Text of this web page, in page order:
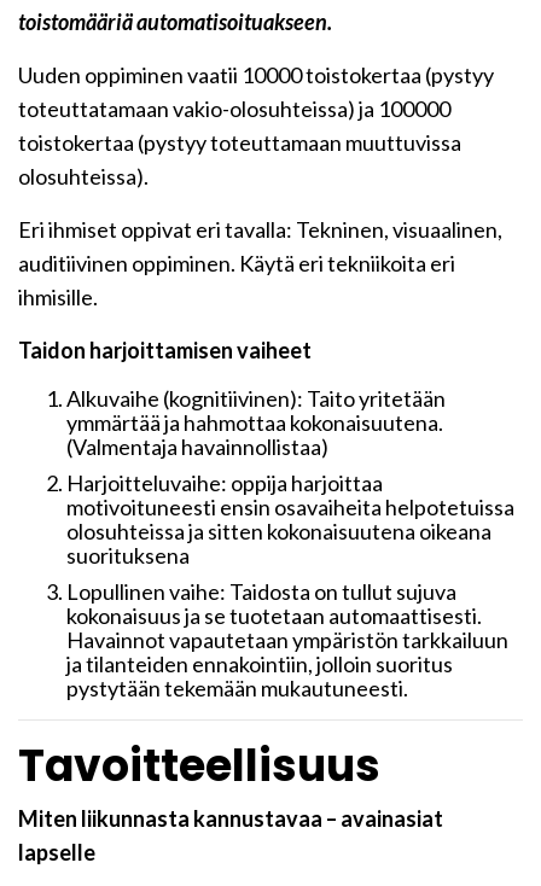
toistomääriä automatisoituakseen.
Uuden oppiminen vaatii 10000 toistokertaa (pystyy
toteuttatamaan vakio-olosuhteissa) ja 100000
toistokertaa (pystyy toteuttamaan muuttuvissa
olosuhteissa).
Eri ihmiset oppivat eri tavalla: Tekninen, visuaalinen,
auditiivinen oppiminen. Käytä eri tekniikoita eri
ihmisille.
Taidon harjoittamisen vaiheet
Alkuvaihe (kognitiivinen): Taito yritetään
ymmärtää ja hahmottaa kokonaisuutena.
(Valmentaja havainnollistaa)
Harjoitteluvaihe: oppija harjoittaa
motivoituneesti ensin osavaiheita helpotetuissa
olosuhteissa ja sitten kokonaisuutena oikeana
suorituksena
Lopullinen vaihe: Taidosta on tullut sujuva
kokonaisuus ja se tuotetaan automaattisesti.
Havainnot vapautetaan ympäristön tarkkailuun
ja tilanteiden ennakointiin, jolloin suoritus
pystytään tekemään mukautuneesti.
Tavoitteellisuus
Miten liikunnasta kannustavaa – avainasiat
lapselle